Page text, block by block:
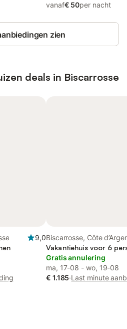
vanaf€ 50per nacht
zien
deals in Biscarrosse
9,0Biscarrosse, Côte
Vakantiehuis voor 6
Gratis annulering
ma, 17-08 - wo, 19-08
€ 1.185·Last minute